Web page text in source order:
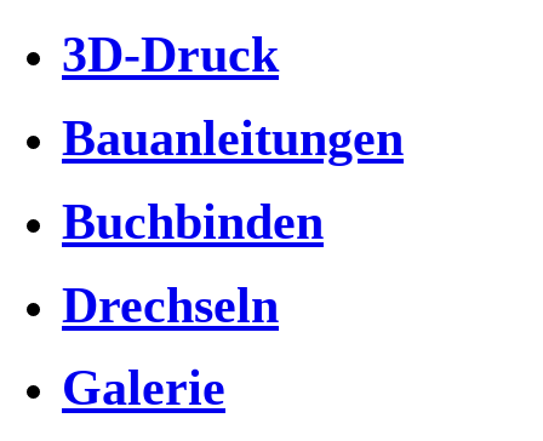
3D-Druck
Bauanleitungen
Buchbinden
Drechseln
Galerie